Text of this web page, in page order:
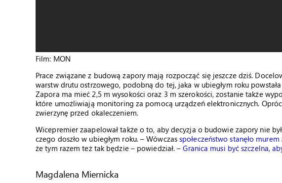
Film: MON
Prace związane z budową zapory mają rozpocząć się jeszcze dziś.
warstw drutu ostrzowego, podobną do tej, jaka w ubiegłym roku
Zapora ma mieć 2,5 m wysokości oraz 3 m szerokości, zostanie także
które umożliwiają monitoring za pomocą urządzeń elektronicznych.
zwierzynę przed okaleczeniem.
Wicepremier zaapelował także o to, aby decyzja o budowie zapory nie
czego doszło w ubiegłym roku. – Wówczasspołeczeństwo stanęło
że tym razem też tak będzie – powiedział. –Granica musi być szczelna,
Magdalena Miernicka